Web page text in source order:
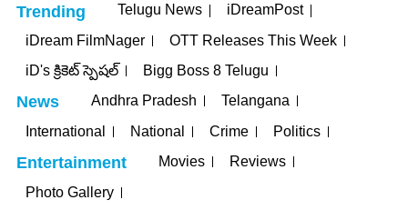
Trending Telugu News
iDreamPost
iDream FilmNager
OTT Releases This Week
iD's క్రికెట్ స్పెషల్
Bigg Boss 8 Telugu
News Andhra Pradesh
Telangana
International
National Crime Politics
Entertainment Movies
Reviews
Photo Gallery